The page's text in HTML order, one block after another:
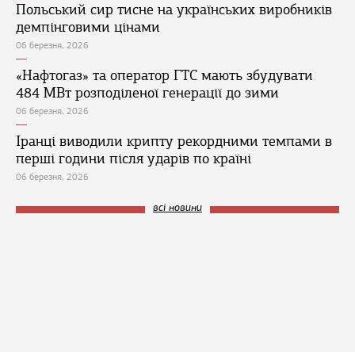
Польський сир тисне на українських виробників
демпінговими цінами
06 березня, 2026
«Нафтогаз» та оператор ГТС мають збудувати
484 МВт розподіленої генерації до зими
06 березня, 2026
Іранці виводили крипту рекордними темпами в
перші години після ударів по країні
06 березня, 2026
всі новини